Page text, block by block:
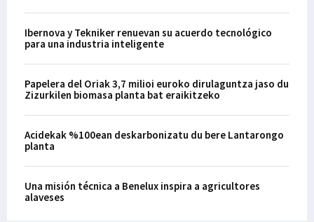
Ibernova y Tekniker renuevan su acuerdo tecnológico
para una industria inteligente
Papelera del Oriak 3,7 milioi euroko dirulaguntza jaso du
Zizurkilen biomasa planta bat eraikitzeko
Acidekak %100ean deskarbonizatu du bere Lantarongo
planta
Una misión técnica a Benelux inspira a agricultores
alaveses